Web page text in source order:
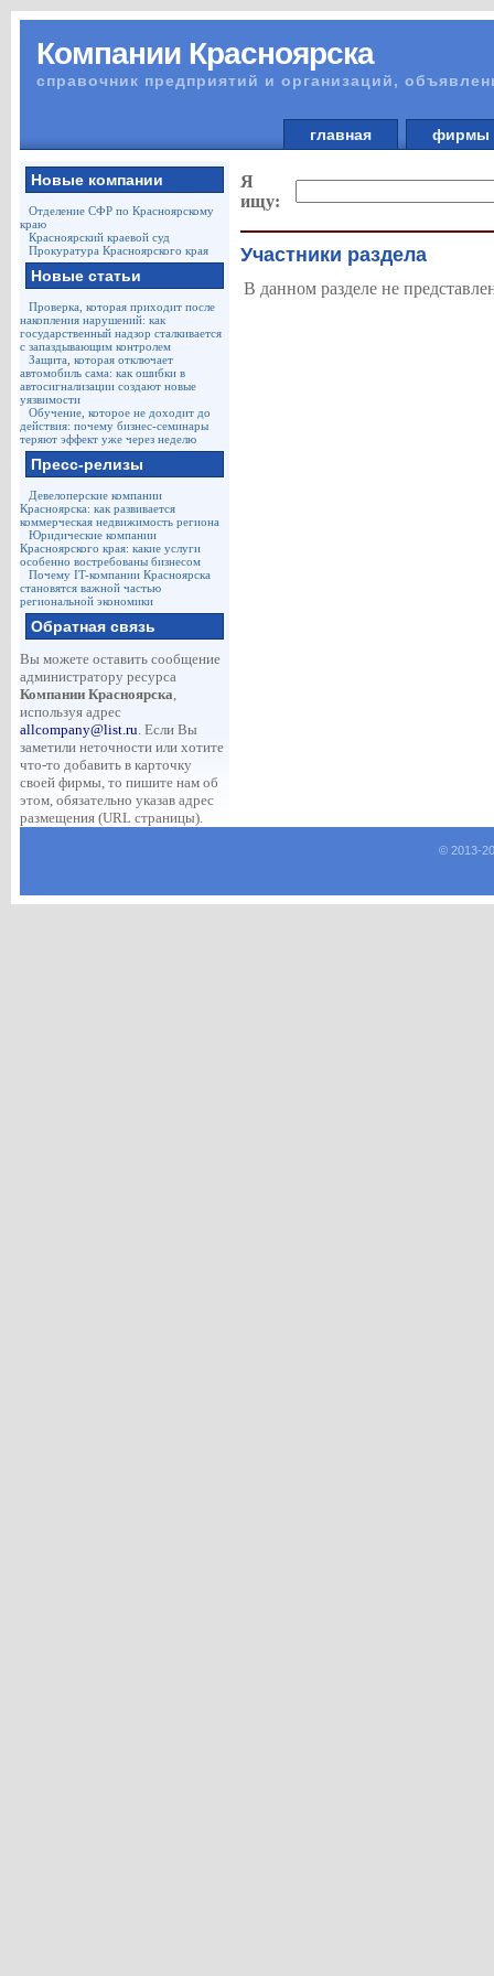
Компании Красноярска
справочник предприятий и организаций,
главная
Новые компании
Отделение СФР по Красноярскому
краю
Красноярский краевой суд
Прокуратура Красноярского края
Новые статьи
Проверка, которая приходит после
накопления нарушений: как
государственный надзор сталкивается
с запаздывающим контролем
Защита, которая отключает
автомобиль сама: как ошибки в
автосигнализации создают новые
уязвимости
Обучение, которое не доходит до
действия: почему бизнес-семинары
теряют эффект уже через неделю
Пресс-релизы
Девелоперские компании
Красноярска: как развивается
коммерческая недвижимость региона
Юридические компании
Красноярского края: какие услуги
особенно востребованы бизнесом
Почему IT-компании Красноярска
становятся важной частью
региональной экономики
Обратная связь
Вы можете оставить сообщение
администратору ресурса
Компании Красноярска,
используя адрес
allcompany@list.ru. Если Вы
заметили неточности или хотите
что-то добавить в карточку
своей фирмы, то пишите нам об
этом, обязательно указав адрес
размещения (URL страницы).
Я
ищу:
Участники раздела
В данном разделе не
© 2013-